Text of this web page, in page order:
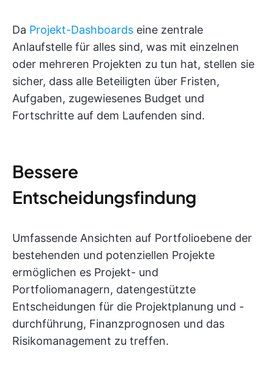
Da Projekt-Dashboards eine zentrale
Anlaufstelle für alles sind, was mit einzelnen
oder mehreren Projekten zu tun hat, stellen sie
sicher, dass alle Beteiligten über Fristen,
Aufgaben, zugewiesenes Budget und
Fortschritte auf dem Laufenden sind.
Bessere
Entscheidungsfindung
Umfassende Ansichten auf Portfolioebene der
bestehenden und potenziellen Projekte
ermöglichen es Projekt- und
Portfoliomanagern, datengestützte
Entscheidungen für die Projektplanung und -
durchführung, Finanzprognosen und das
Risikomanagement zu treffen.